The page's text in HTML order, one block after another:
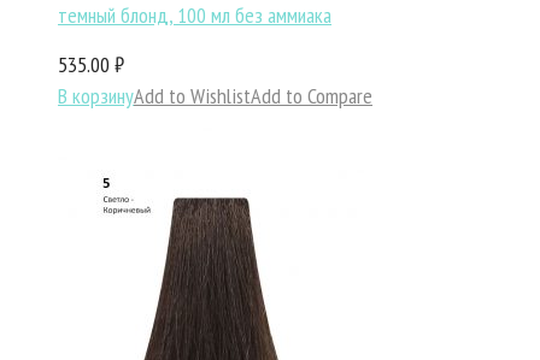
темный блонд, 100 мл без аммиака
535.00 ₽
В корзинуAdd to WishlistAdd to Compare